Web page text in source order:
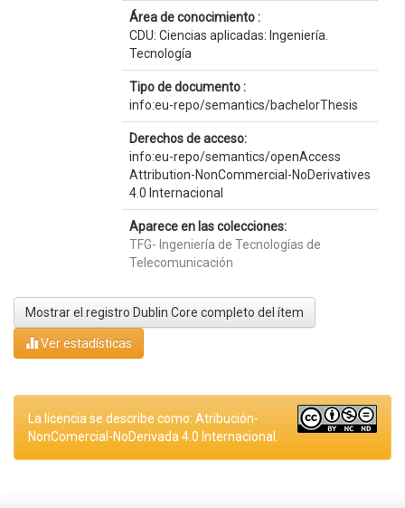
Área de conocimiento :
CDU: Ciencias aplicadas: Ingeniería.
Tecnología
Tipo de documento :
info:eu-repo/semantics/bachelorThesis
Derechos de acceso:
info:eu-repo/semantics/openAccess
Attribution-NonCommercial-NoDerivatives
4.0 Internacional
Aparece en las colecciones:
TFG- Ingeniería de Tecnologías de
Telecomunicación
Mostrar el registro Dublin Core completo del ítem
Ver estadísticas
La licencia se describe como: Atribución-
NonComercial-NoDerivada 4.0 Internacional.